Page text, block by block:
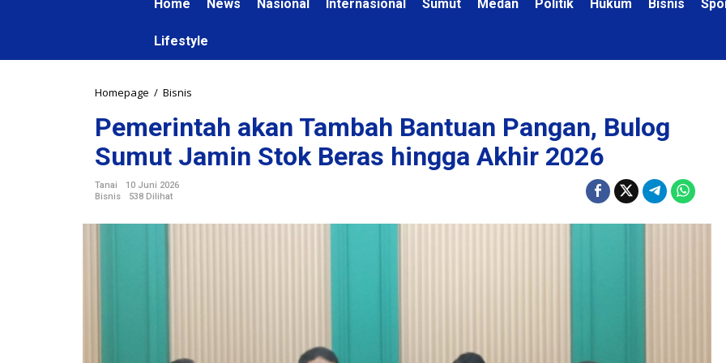
Home News Nasional Internasional Sumut Medan Politik Hukum Bisnis
Lifestyle
Homepage / Bisnis
m
e
r
a
Pemerintah akan Tambah Bantuan Pangan, Bulog
Sumut Jamin Stok Beras hingga Akhir 2026
Tanai
10 Juni 2026
Bisnis
538 Dilihat